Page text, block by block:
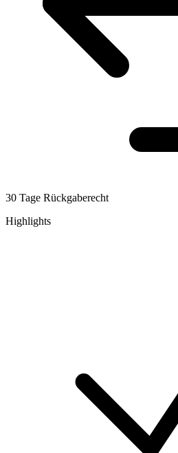
30 Tage Rückgaberecht
Highlights